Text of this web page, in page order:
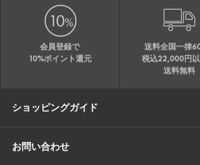
会員登録で
10%ポイント還元
送料全国一律
税込22,000円
送料無料
ショッピングガイド
会員特典
ご購入・配送について
返品について
ギフト包装
FAQ
サイトマップ
お問い合わせ